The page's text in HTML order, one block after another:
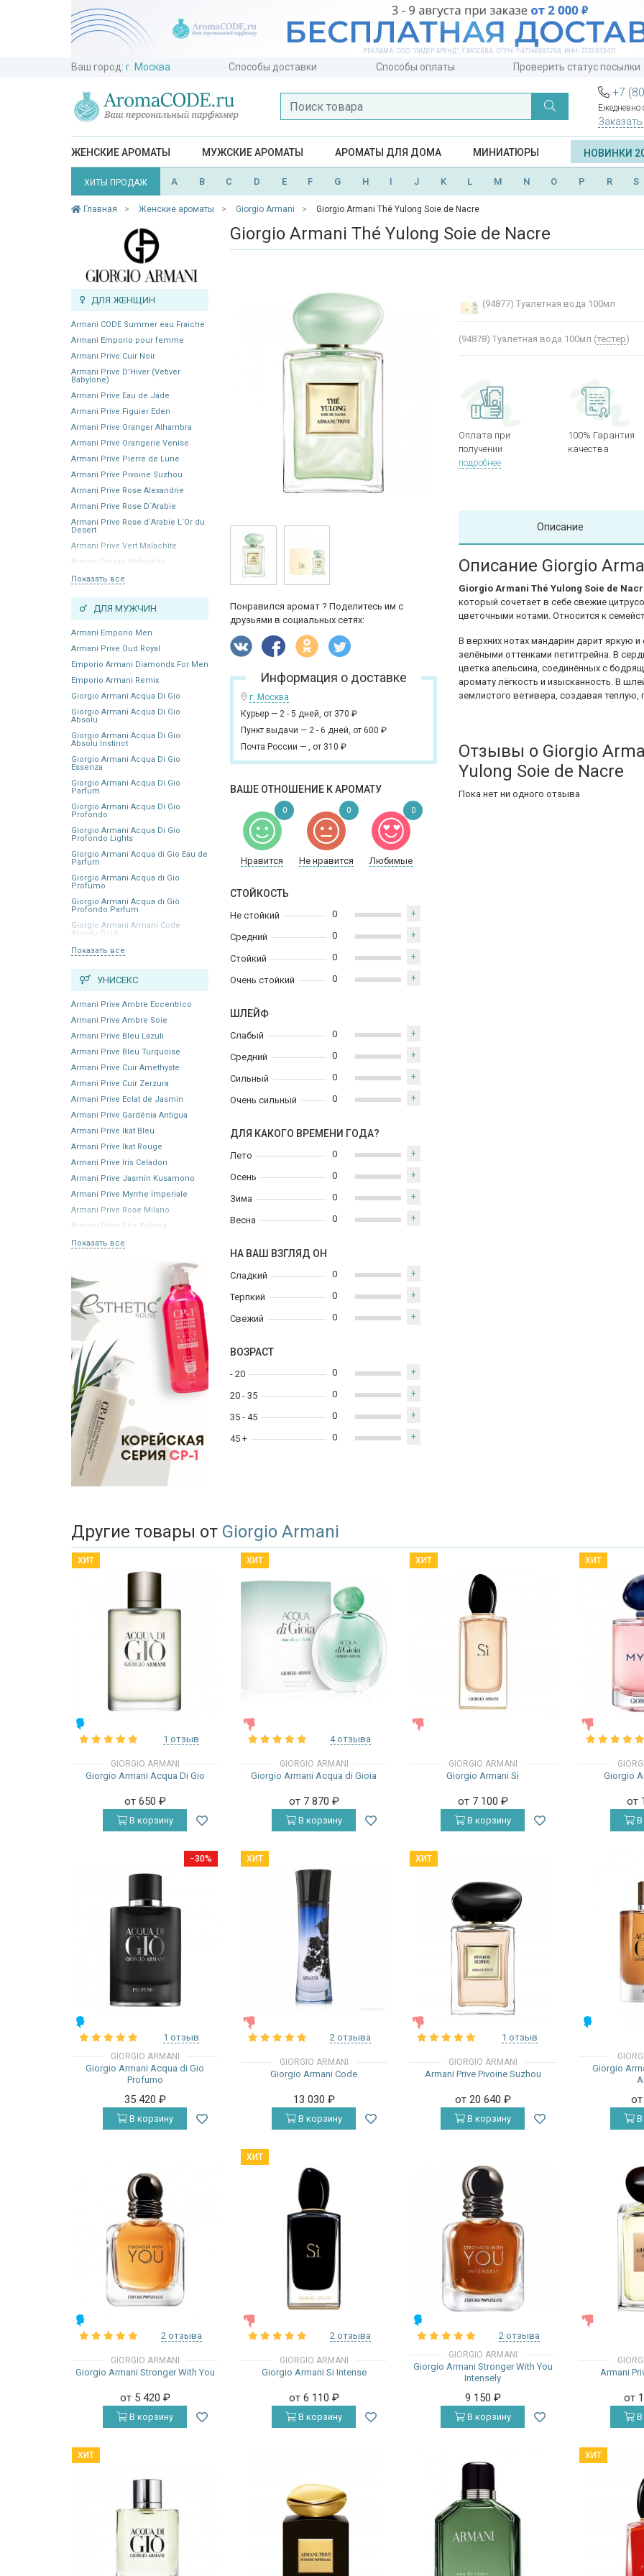
Ваш город: г. Москва Способы доставки Способы оплаты Проверить статус посылки
+7
Ежедневно
ЖЕНСКИЕ АРОМАТЫ МУЖСКИЕ АРОМАТЫ АРОМАТЫ ДЛЯ ДОМА МИНИАТЮРЫ НОВИНКИ
ХИТЫ ПРОДАЖ A B C D E F G H I J K L M N O P R S
Главная Женские ароматы Giorgio Armani Giorgio Armani Thé Yulong Soie de Nacre
ДЛЯ ЖЕНЩИН
Armani CODE Summer eau Fraiche
Armani Emporio pour femme
Armani Prive Cuir Noir
Armani Prive D'Hiver (Vetiver
Babylone)
Armani Prive Eau de Jade
Armani Prive Figuier Eden
Armani Prive Oranger Alhambra
Armani Prive Orangerie Venise
Armani Prive Pierre de Lune
Armani Prive Pivoine Suzhou
Armani Prive Rose Alexandrie
Armani Prive Rose D`Arabie
Armani Prive Rose d`Arabie L`Or du
Desert
Armani Prive Vert Malachite
Armani Rouge Malachite
Показать все
ДЛЯ МУЖЧИН
Armani Emporio Men
Armani Prive Oud Royal
Emporio Armani Diamonds For Men
Emporio Armani Remix
Giorgio Armani Acqua Di Gio
Giorgio Armani Acqua Di Gio
Absolu
Giorgio Armani Acqua Di Gio
Absolu Instinct
Giorgio Armani Acqua Di Gio
Essenza
Giorgio Armani Acqua Di Gio
Parfum
Giorgio Armani Acqua Di Gio
Profondo
Giorgio Armani Acqua Di Gio
Profondo Lights
Giorgio Armani Acqua di Gio Eau de
Parfum
Giorgio Armani Acqua di Gio
Profumo
Giorgio Armani Acqua di Giò
Profondo Parfum
Giorgio Armani Armani Code
Absolu Gold
Показать все
УНИСЕКС
Armani Prive Ambre Eccentrico
Armani Prive Ambre Soie
Armani Prive Bleu Lazuli
Armani Prive Bleu Turquoise
Armani Prive Cuir Amethyste
Armani Prive Cuir Zerzura
Armani Prive Eclat de Jasmin
Armani Prive Gardénia Antigua
Armani Prive Ikat Bleu
Armani Prive Ikat Rouge
Armani Prive Iris Celadon
Armani Prive Jasmin Kusamono
Armani Prive Myrrhe Imperiale
Armani Prive Rose Milano
Armani Prive The Yulong
Показать все
Giorgio Armani Thé Yulong Soie de Nacre
Понравился аромат ? Поделитесь им с
друзьями в социальных сетях:
Информация о доставке
г. Москва
Курьер — 2 - 5 дней, от 370 ₽
Пункт выдачи — 2 - 6 дней, от 600 ₽
Почта России — , от 310 ₽
ВАШЕ ОТНОШЕНИЕ К АРОМАТУ
Нравится Не нравится Любимые
0 0 0
СТОЙКОСТЬ
Не стойкий
Средний
Стойкий
Очень стойкий
0 +
0 +
0 +
0 +
ШЛЕЙФ
Слабый
Средний
Сильный
Очень сильный
0 +
0 +
0 +
0 +
ДЛЯ КАКОГО ВРЕМЕНИ ГОДА?
Лето
Осень
Зима
Весна
0 +
0 +
0 +
0 +
НА ВАШ ВЗГЛЯД ОН
Сладкий
Терпкий
Свежий
0 +
0 +
0 +
ВОЗРАСТ
- 20
20 - 35
35 - 45
45 +
0 +
0 +
0 +
0 +
(94877) Туалетная вода 100мл
(94878) Туалетная вода 100мл (тестер)
Оплата при
получении
подробнее
100% Гарантия
качества
Описание
Описание Giorgio
Giorgio Armani Thé Yulong Soie de
который сочетает в себе свежие
цветочными нотами. Относится к
В верхних нотах мандарин дарит яркую
зелёными оттенками петитгрейна. В
цветка апельсина, соединённых с
аромату лёгкость и изысканность. В
землистого ветивера, создавая
Отзывы о Giorgio
Yulong Soie de Nacre
Пока нет ни одного отзыва
Другие товары от Giorgio Armani
ХИТ
1 отзыв
GIORGIO ARMANI
Giorgio Armani Acqua Di Gio
от 650 ₽
В корзину
ХИТ
4 отзыва
GIORGIO ARMANI
Giorgio Armani Acqua di Gioia
от 7 870 ₽
В корзину
ХИТ
GIORGIO ARMANI
Giorgio Armani Si
от 7 100 ₽
В корзину
ХИТ
Giorgio
от
В
−30%
1 отзыв
GIORGIO ARMANI
Giorgio Armani Acqua di Gio
Profumo
35 420 ₽
В корзину
ХИТ
2 отзыва
GIORGIO ARMANI
Giorgio Armani Code
13 030 ₽
В корзину
ХИТ
1 отзыв
GIORGIO ARMANI
Armani Prive Pivoine Suzhou
от 20 640 ₽
В корзину
Giorgio
В
2 отзыва
GIORGIO ARMANI
Giorgio Armani Stronger With You
от 5 420 ₽
В корзину
ХИТ
2 отзыва
GIORGIO ARMANI
Giorgio Armani Si Intense
от 6 110 ₽
В корзину
2 отзыва
GIORGIO ARMANI
Giorgio Armani Stronger With You
Intensely
9 150 ₽
В корзину
Armani
от
В
ХИТ ХИТ